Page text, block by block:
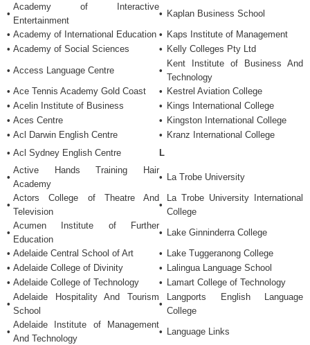
•
Academy of Interactive
Entertainment
• Kaplan Business School
• Academy of International Education • Kaps Institute of Management
• Academy of Social Sciences • Kelly Colleges Pty Ltd
• Access Language Centre •
Kent Institute of Business And
Technology
• Ace Tennis Academy Gold Coast • Kestrel Aviation College
• Acelin Institute of Business • Kings International College
• Aces Centre • Kingston International College
• Acl Darwin English Centre • Kranz International College
• Acl Sydney English Centre L
•
Active Hands Training Hair
Academy
• La Trobe University
•
Actors College of Theatre And
Television
•
La Trobe University International
College
•
Acumen Institute of Further
Education
• Lake Ginninderra College
• Adelaide Central School of Art • Lake Tuggeranong College
• Adelaide College of Divinity • Lalingua Language School
• Adelaide College of Technology • Lamart College of Technology
•
Adelaide Hospitality And Tourism
School
•
Langports English Language
College
•
Adelaide Institute of Management
And Technology
• Language Links
Học Mẫu Giáo
Kindergarten Ở Singapore
Luyện Thi A Level
Luyện Thi Hệ Trung Học
Secondary
Luyện Thi Hệ Tiểu Học
Primary
GIÁO DỤC SINGAPORE
Tin Tức Giáo Dục
Singapore
Chứng Chỉ Giáo Dục
Các Trường Tư Singapore
Các Trường Công Primary
Các Trường Công
Secondary